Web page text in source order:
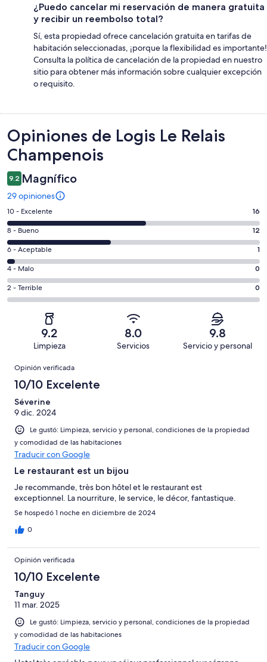
¿Puedo cancelar mi reservación de manera gratuita
y recibir un reembolso total?
Sí, esta propiedad ofrece cancelación gratuita en tarifas de
habitación seleccionadas, ¡porque la flexibilidad es importante!
Consulta la política de cancelación de la propiedad en nuestro
sitio para obtener más información sobre cualquier excepción
o requisito.
Opiniones
Opiniones de Logis Le Relais
Champenois
9.2 Magnífico
29 opiniones
Puntuación
de
10,
es
decir,
Excelente.
Basada
en
opiniones
10 - Excelente 16
Puntuación
de
8,
es
decir,
Bueno.
opiniones
8 - Bueno 12
Puntuación
de
6,
es
decir,
Aceptable.
de
opiniones
6 - Aceptable 1
Puntuación
de
4,
Basada
de
opiniones
4 - Malo 0
Puntuación
de
Terrible.
Basada
de
29
opiniones
2 - Terrible 0
9.2
Limpieza
8.0
Servicios
9.8
Servicio y personal
Opiniones
Opinión verificada
10/10 Excelente
Séverine
9 dic. 2024
Le gustó: Limpieza, servicio y personal, condiciones de la propiedad
y comodidad de las habitaciones
Traducir con Google
Le restaurant est un bijou
Je recommande, très bon hôtel et le restaurant est
exceptionnel. La nourriture, le service, le décor, fantastique.
Se hospedó 1 noche en diciembre de 2024
0
Opinión verificada
10/10 Excelente
Tanguy
11 mar. 2025
Le gustó: Limpieza, servicio y personal, condiciones de la propiedad
y comodidad de las habitaciones
Traducir con Google